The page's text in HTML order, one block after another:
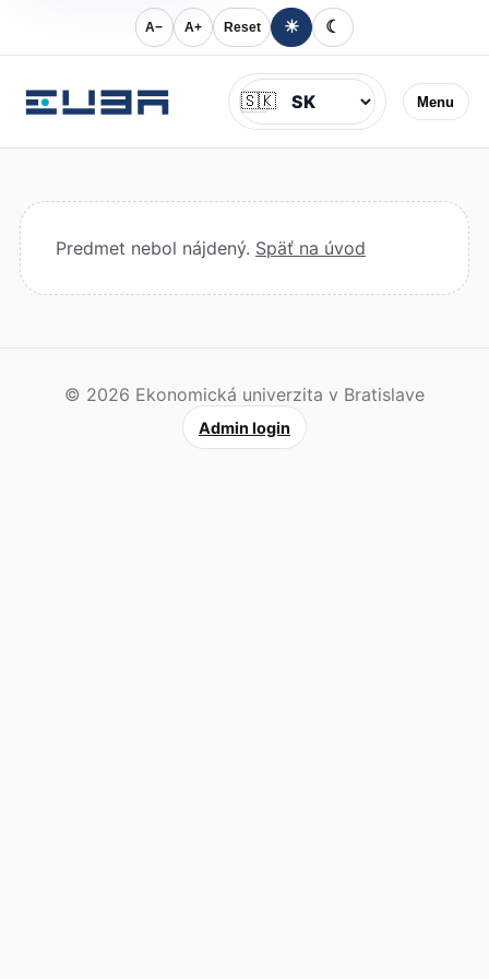
A− A+ Reset ☀ ☾
Menu
Jazyk
🇸🇰
Predmet nebol nájdený. Späť na úvod
© 2026 Ekonomická univerzita v Bratislave
Admin login